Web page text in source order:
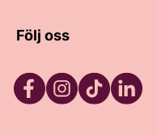
Följ oss